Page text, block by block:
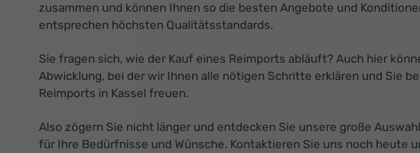
zusammen und können Ihnen so die besten Angebote und
entsprechen höchsten Qualitätsstandards.
Sie fragen sich, wie der Kauf eines Reimports abläuft? Auch hier
Abwicklung, bei der wir Ihnen alle nötigen Schritte erklären und Sie
Reimports in Kassel freuen.
Also zögern Sie nicht länger und entdecken Sie unsere große
für Ihre Bedürfnisse und Wünsche. Kontaktieren Sie uns noch heute